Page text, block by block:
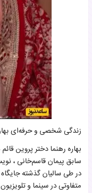
زندگی شخصی و حرفه‌ای
بهاره رهنما دختر پروین
سابق پیمان قاسم‌خانی ،
در طی سالیان گذشته
متفاوتی در سینما و